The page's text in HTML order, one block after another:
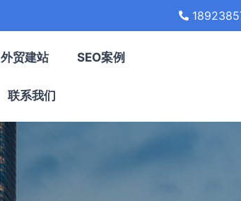
外贸建站 SEO案例
联系我们